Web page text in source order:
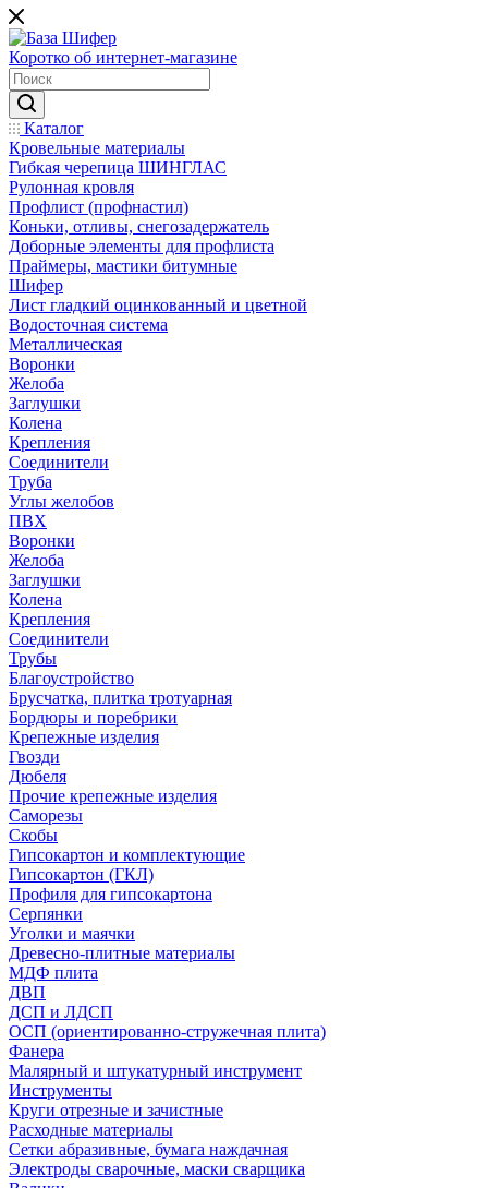
Коротко об интернет-магазине
Каталог
Кровельные материалы
Гибкая черепица ШИНГЛАС
Рулонная кровля
Профлист (профнастил)
Коньки, отливы, снегозадержатель
Доборные элементы для профлиста
Праймеры, мастики битумные
Шифер
Лист гладкий оцинкованный и цветной
Водосточная система
Металлическая
Воронки
Желоба
Заглушки
Колена
Крепления
Соединители
Труба
Углы желобов
ПВХ
Воронки
Желоба
Заглушки
Колена
Крепления
Соединители
Трубы
Благоустройство
Брусчатка, плитка тротуарная
Бордюры и поребрики
Крепежные изделия
Гвозди
Дюбеля
Прочие крепежные изделия
Саморезы
Скобы
Гипсокартон и комплектующие
Гипсокартон (ГКЛ)
Профиля для гипсокартона
Серпянки
Уголки и маячки
Древесно-плитные материалы
МДФ плита
ДВП
ДСП и ЛДСП
ОСП (ориентированно-стружечная плита)
Фанера
Малярный и штукатурный инструмент
Инструменты
Круги отрезные и зачистные
Расходные материалы
Сетки абразивные, бумага наждачная
Электроды сварочные, маски сварщика